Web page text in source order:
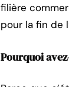
filière
pour la fin de
Pourquoi